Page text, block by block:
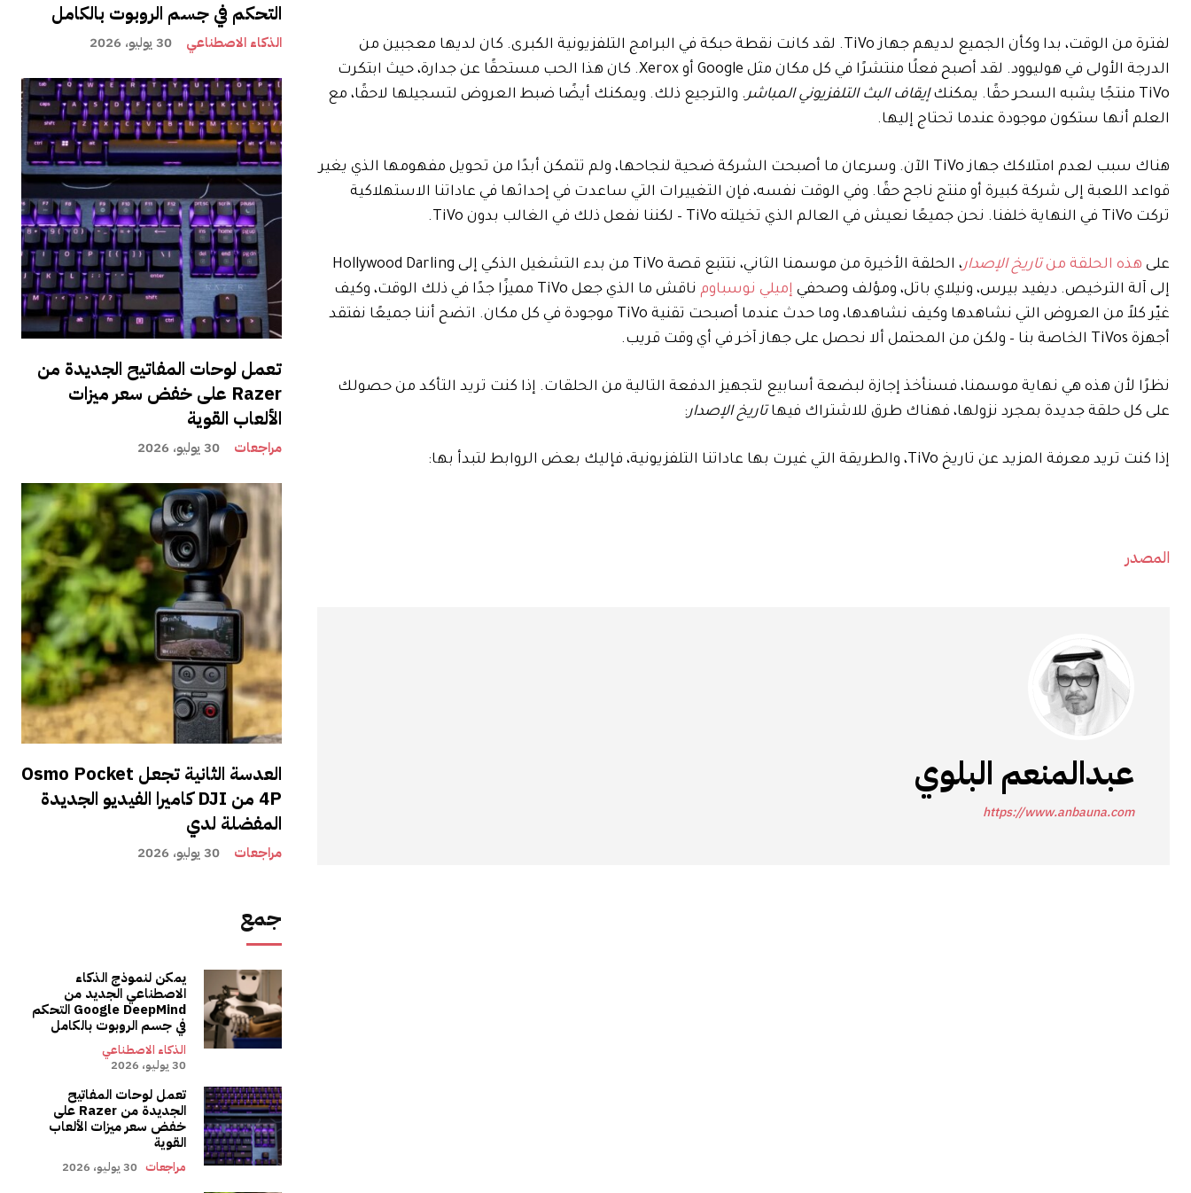
التحكم في جسم الروبوت بالكامل
الذكاء الاصطناعي 30 يوليو، 2026
تعمل لوحات المفاتيح الجديدة من
Razer على خفض سعر ميزات
الألعاب القوية
مراجعات 30 يوليو، 2026
العدسة الثانية تجعل Osmo Pocket
4P من DJI كاميرا الفيديو الجديدة
المفضلة لدي
مراجعات 30 يوليو، 2026
جمع
يمكن لنموذج الذكاء
الاصطناعي الجديد من
Google DeepMind التحكم
في جسم الروبوت بالكامل
الذكاء الاصطناعي
30 يوليو، 2026
تعمل لوحات المفاتيح
الجديدة من Razer على
خفض سعر ميزات الألعاب
القوية
مراجعات 30 يوليو، 2026
لفترة من الوقت، بدا وكأن الجميع لديهم جهاز TiVo. لقد كانت نقطة حبكة في البرامج التلفزيونية الكبرى. كان لديها معجبين من
الدرجة الأولى في هوليوود. لقد أصبح فعلًا منتشرًا في كل مكان مثل Google أو Xerox. كان هذا الحب مستحقًا عن جدارة، حيث ابتكرت
TiVo منتجًا يشبه السحر حقًا. يمكنك
إيقاف البث التلفزيوني المباشر. والترجيع ذلك. ويمكنك أيضًا ضبط العروض لتسجيلها لاحقًا، مع
العلم أنها ستكون موجودة عندما تحتاج إليها.
هناك سبب لعدم امتلاكك جهاز TiVo الآن. وسرعان ما أصبحت الشركة ضحية لنجاحها، ولم تتمكن أبدًا من تحويل مفهومها الذي يغير
قواعد اللعبة إلى شركة كبيرة أو منتج ناجح حقًا. وفي الوقت نفسه، فإن التغييرات التي ساعدت في إحداثها في عاداتنا الاستهلاكية
تركت TiVo في النهاية خلفنا. نحن جميعًا نعيش في العالم الذي تخيلته TiVo – لكننا نفعل ذلك في الغالب بدون TiVo.
على هذه الحلقة منتاريخ الإصدار
، الحلقة الأخيرة من موسمنا الثاني، نتتبع قصة TiVo من بدء التشغيل الذكي إلى Hollywood Darling
إلى آلة الترخيص. ديفيد بيرس، ونيلاي باتل، ومؤلف وصحفي إميلي نوسباوم
ناقش ما الذي جعل TiVo مميزًا جدًا في ذلك الوقت، وكيف
غيّر كلاً من العروض التي نشاهدها وكيف نشاهدها، وما حدث عندما أصبحت تقنية TiVo موجودة في كل مكان. اتضح أننا جميعًا نفتقد
أجهزة TiVos الخاصة بنا – ولكن من المحتمل ألا نحصل على جهاز آخر في أي وقت قريب.
نظرًا لأن هذه هي نهاية موسمنا، فسنأخذ إجازة لبضعة أسابيع لتجهيز الدفعة التالية من الحلقات. إذا كنت تريد التأكد من حصولك
على كل حلقة جديدة بمجرد نزولها، فهناك طرق للاشتراك فيهاتاريخ الإصدار:
إذا كنت تريد معرفة المزيد عن تاريخ TiVo، والطريقة التي غيرت بها عاداتنا التلفزيونية، فإليك بعض الروابط لتبدأ بها:
المصدر
عبدالمنعم البلوي
https://www.anbauna.com